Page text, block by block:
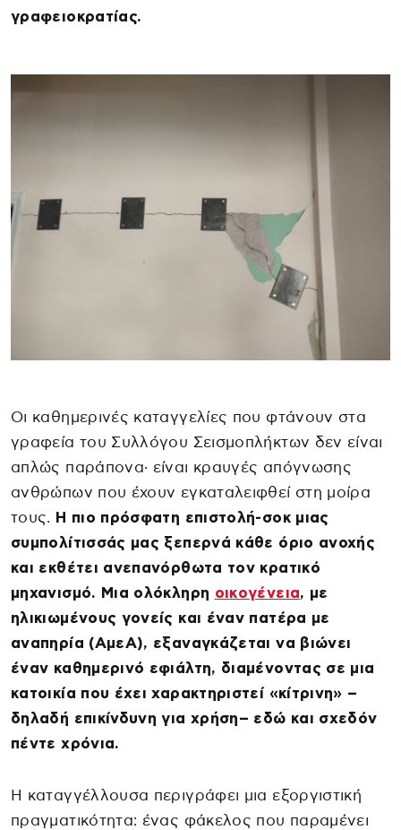
γραφειοκρατίας.
Οι καθημερινές καταγγελίες που φτάνουν στα
γραφεία του Συλλόγου Σεισμοπλήκτων δεν είναι
απλώς παράπονα· είναι κραυγές απόγνωσης
ανθρώπων που έχουν εγκαταλειφθεί στη μοίρα
τους. Η πιο πρόσφατη επιστολή-σοκ μιας
συμπολίτισσάς μας ξεπερνά κάθε όριο ανοχής
και εκθέτει ανεπανόρθωτα τον κρατικό
μηχανισμό. Μια ολόκληρη οικογένεια, με
ηλικιωμένους γονείς και έναν πατέρα με
αναπηρία (ΑμεΑ), εξαναγκάζεται να βιώνει
έναν καθημερινό εφιάλτη, διαμένοντας σε μια
κατοικία που έχει χαρακτηριστεί «κίτρινη» –
δηλαδή επικίνδυνη για χρήση– εδώ και σχεδόν
πέντε χρόνια.
Η καταγγέλλουσα περιγράφει μια εξοργιστική
πραγματικότητα: ένας φάκελος που παραμένει